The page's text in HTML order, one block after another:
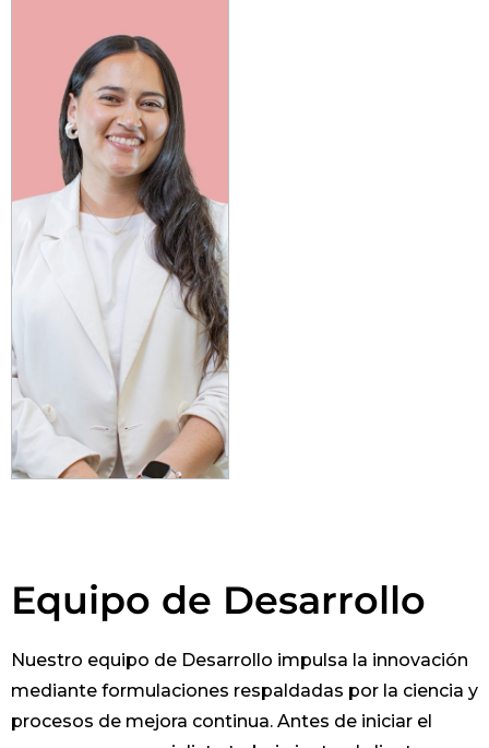
Equipo de Desarrollo
Nuestro equipo de Desarrollo impulsa la innovación
mediante formulaciones respaldadas por la ciencia y
procesos de mejora continua. Antes de iniciar el